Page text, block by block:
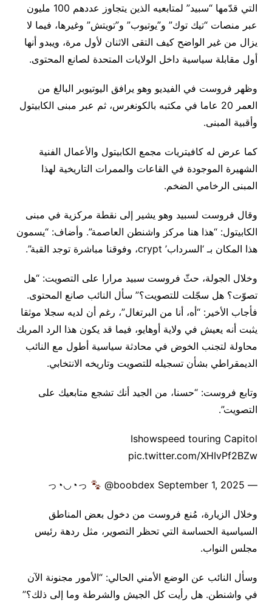
التي قدّمها “سبيد” لمتابعيه الذين يتجاوز عددهم 100 مليون
عبر منصات “تيك توك” و”يوتيوب” و”تويتش” وغيرها، فيما لا
يزال من غير الواضح كيف التقى الاثنان لأول مرة، ويبدو أنها
أول مقابلة سياسية داخل الولايات المتحدة لصانع المحتوى.
وظهر فروست في الفيديو وهو يرافق اليوتيوبر البالغ من
العمر 20 عاما في مكتبه بالكونغرس، ثم عبر مبنى الكابيتول
وأقبية المبنى.
كما عرض له كافيتريات مجمع الكابيتول والأعمال الفنية
الشهيرة الموجودة في القاعات والممرات التاريخية لهذا
المبنى الرخامي الضخم.
وقال فروست لسبيد وهو يشير إلى نقطة مركزية في مبنى
الكابيتول: “هذا هنا مركز واشنطن العاصمة”. وأضاف: “يسمون
هذا المكان بـ ‘السرداب’ crypt، وفوقنا مباشرة توجد القبة”.
وخلال الجولة، حثّ فروست سبيد مرارا على التصويت: “هل
تصوّت؟ هل سجّلت للتصويت؟” سأل النائب صانع المحتوى.
فأجاب الأخير: “أه، أنا من البرتغال”، رغم أن لديه سجلا موثقا
يثبت أنه يعيش في ولاية أوهايو، فيما قد يكون هذا الرد المربك
محاولة لتجنب الخوض في محادثة سياسية أطول مع النائب
الديمقراطي بشأن تسجيله للتصويت وتاريخه الانتخابي.
وتابع فروست: “حسنا، من الجيد أنك تشجع متابعيك على
التصويت”.
Ishowspeed touring Capitol
pic.twitter.com/XHIvPf2BZw
— っ◔◡◔っ
@boobdex September 1, 2025
وخلال الزيارة، مُنع فروست من دخول بعض المناطق
السياسية الحساسة التي تحظر التصوير، مثل ردهة رئيس
مجلس النواب.
وسأل النائب عن الوضع الأمني الحالي: “الأمور مجنونة الآن
في واشنطن. هل رأيت كل الجيش والشرطة وما إلى ذلك؟”